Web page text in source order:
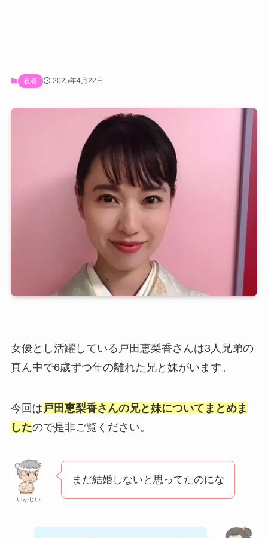
役者 2025年4月22日
女優とし活躍している戸田恵梨香さんは3人兄弟の
真ん中で6歳ずつ年の離れた兄と妹がいます。
今回は戸田恵梨香さんの兄と妹についてまとめま
したので是非ご覧ください。
いかじい
まだ結婚しないと思ってたのにな